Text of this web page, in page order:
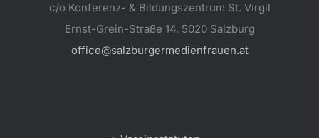
c/o Konferenz- & Bildungszentrum St. Virgil
Ernst-Grein-Straße 14, 5020 Salzburg
office@salzburgermedienfrauen.at